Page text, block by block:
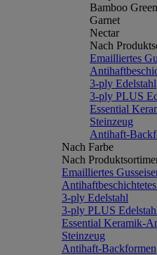
Bamboo Green
Garnet
Nectar
Nach
Emailliertes
3-ply Edelstahl
3-ply PLUS
Essential
Steinzeug
Antihaft-
Nach Farbe
Nach
Emailliertes
3-ply Edelstahl
3-ply PLUS
Essential Keramik-
Steinzeug
Antihaft-Backformen